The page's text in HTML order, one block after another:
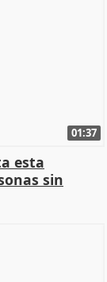
01:37
esta
sin